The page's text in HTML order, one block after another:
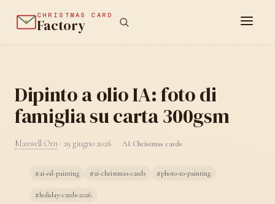
Dipinto a olio IA: foto di
famiglia su carta 300gsm
Maxwell Orn · 29 giugno 2026 · AI Christmas cards
#ai-oil-painting #ai-christmas-cards #photo-to-painting
#holiday-cards-2026
CHRISTMAS CARD
Factory